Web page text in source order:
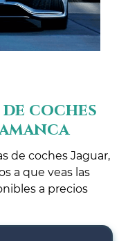
coches
de coches Jaguar,
a que veas las
a precios